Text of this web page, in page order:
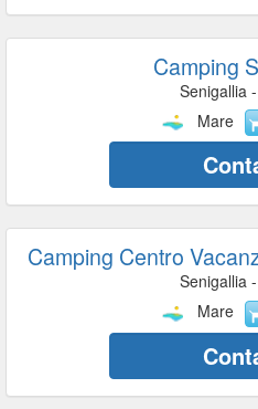
Camping
Senigallia
Mare
Camping Centro
Senigallia
Mare